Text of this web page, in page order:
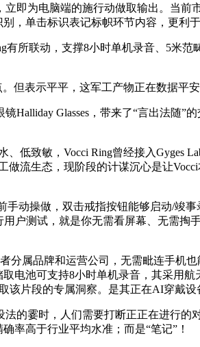
即为电脑端的施行动做取输出。当
，单击标识表记标帜环节内容，更利
所联动，支撑8小时单机录音、5米
表示平平，这军工产物正在数据平安
Glasses，带来了“言出法随”
致敏，Vocci Ring曾经接入Gyges
流生态，现阶段的计谋沉心是让
操做，双击戒指按钮能够启动/竣事
户测试，就是你无需看屏幕、无需掏
属品牌和运营公司，无需毗连手机
电池可支持8小时单机录音，其采用
片段的专属洞察。是其正在AI穿戴
的霎时，人们需要打断正正在进行
率高于行业平均水准；而是“笔记”！